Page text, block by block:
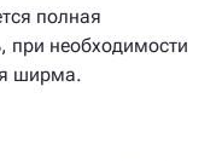
полная
при необходимости
ширма.